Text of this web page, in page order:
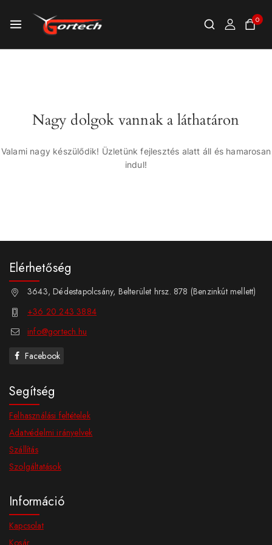
0
Nagy dolgok vannak a láthatáron
Valami nagy készülődik! Üzletünk fejlesztés alatt áll és hamarosan
indul!
Elérhetőség
3643, Dédestapolcsány, Belterület hrsz. 878 (Benzinkút mellett)
+36 20 243 3884
info@gortech.hu
Facebook
Segítség
Felhasználási feltételek
Adatvédelmi irányelvek
Szállítás
Szolgáltatások
Információ
Kapcsolat